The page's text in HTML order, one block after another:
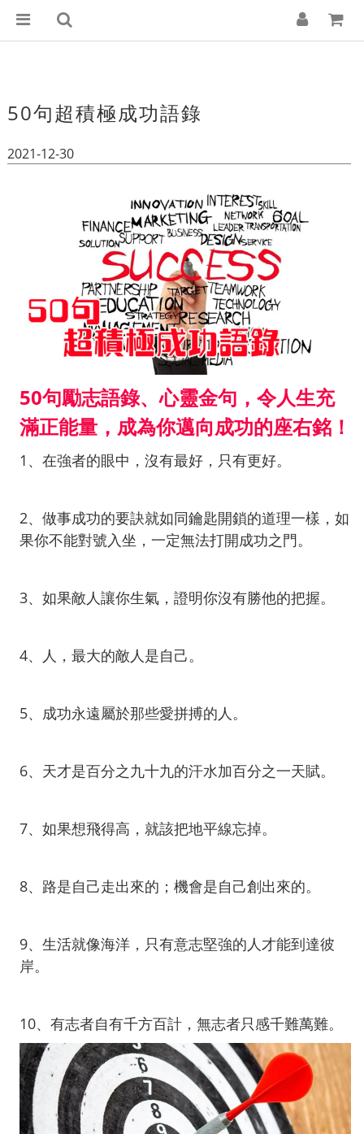
50句超積極成功語錄
2021-12-30
50句勵志語錄、心靈金句，令人生充
滿正能量，成為你邁向成功的座右銘！
1、在強者的眼中，沒有最好，只有更好。
2、做事成功的要訣就如同鑰匙開鎖的道理一樣，如
果你不能對號入坐，一定無法打開成功之門。
3、如果敵人讓你生氣，證明你沒有勝他的把握。
4、人，最大的敵人是自己。
5、成功永遠屬於那些愛拼搏的人。
6、天才是百分之九十九的汗水加百分之一天賦。
7、如果想飛得高，就該把地平線忘掉。
8、路是自己走出來的；機會是自己創出來的。
9、生活就像海洋，只有意志堅強的人才能到達彼
岸。
10、有志者自有千方百計，無志者只感千難萬難。